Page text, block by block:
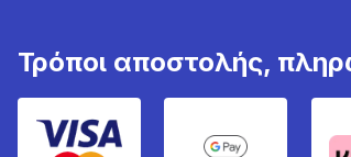
Τρόποι αποστολής,